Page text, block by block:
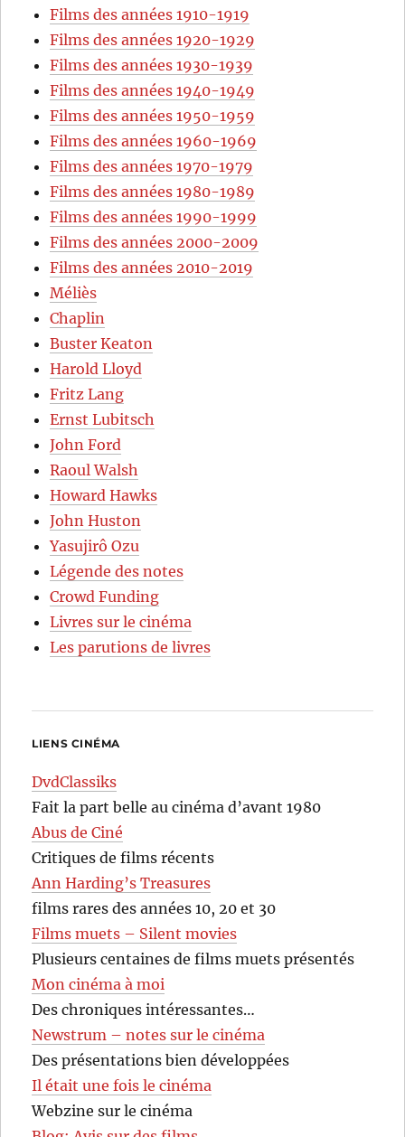
Films des années 1910-1919
Films des années 1920-1929
Films des années 1930-1939
Films des années 1940-1949
Films des années 1950-1959
Films des années 1960-1969
Films des années 1970-1979
Films des années 1980-1989
Films des années 1990-1999
Films des années 2000-2009
Films des années 2010-2019
Méliès
Chaplin
Buster Keaton
Harold Lloyd
Fritz Lang
Ernst Lubitsch
John Ford
Raoul Walsh
Howard Hawks
John Huston
Yasujirô Ozu
Légende des notes
Crowd Funding
Livres sur le cinéma
Les parutions de livres
LIENS CINÉMA
DvdClassiks
Fait la part belle au cinéma d’avant 1980
Abus de Ciné
Critiques de films récents
Ann Harding’s Treasures
films rares des années 10, 20 et 30
Films muets – Silent movies
Plusieurs centaines de films muets présentés
Mon cinéma à moi
Des chroniques intéressantes…
Newstrum – notes sur le cinéma
Des présentations bien développées
Il était une fois le cinéma
Webzine sur le cinéma